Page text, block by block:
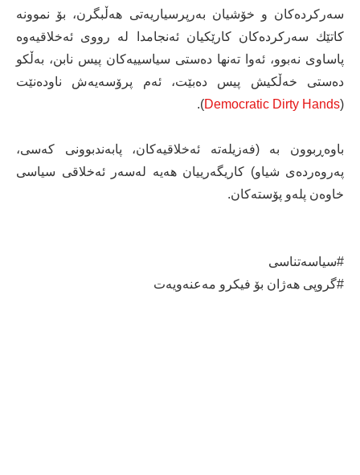
سه‌ركرده‌كان و خۆشیان به‌رپرسیاریه‌تی هه‌ڵبگرن، بۆ نموونه‌
كاتێك سه‌ركرده‌كان كارێكیان ئه‌نجامدا له‌ رووی ئه‌خلاقیه‌وه‌
پاساوی نه‌بوو، ئه‌وا ته‌نها ده‌ستی سیاسییه‌كان پیس نابن، به‌ڵكو
ده‌ستی خه‌ڵكیش پیس ده‌بێت، ئه‌م پرۆسه‌یه‌ش ناوده‌نێت
(
Democratic Dirty Hands
).
باوه‌ڕبوون به‌ (فه‌زیله‌ته‌ ئه‌خلاقیه‌كان، پابه‌ندبوونی كه‌سی،
په‌روه‌رده‌ی شیاو) كاریگه‌رییان هه‌یه‌ له‌سه‌ر ئه‌خلاقی سیاسی
خاوه‌ن پله‌و پۆسته‌كان.
#سیاسه‌تناسی
#گروپی هه‌ژان بۆ فیكرو مه‌عنه‌ویه‌ت